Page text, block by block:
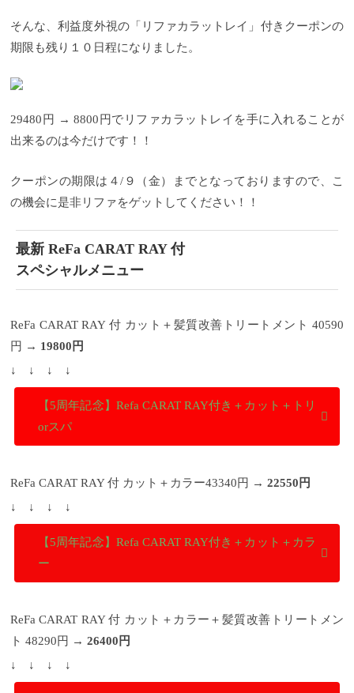
付き＋カット＋カラー＋髪質改善トリートメント
大
人気の最新美容ローラー、リファカラットレイ（定
価26800円)をメーカー協賛もあり、実質8000円で手に
相談頂ければご対応させていただきます。そして、
税抜き5000円以上ご利用の顧客様には【福引】と
【店内商品すべて10%OFF】でご購入いただけます。
で、是非この機会にご利用下さいませ。これからも
髪を通じてお客様の生活の一部となれるよう努めて
まいりますので、どうぞ宜しくお願い致します。
めてサロンをご利用になる方へ Treeでは、初めてサ
ロンをご利用になるお客様に、よりお試しいただき
ます。 LINEからのネット予約でご利用いただけま
す！！【初回限定】大人のTree似合わせカット 通常
＋カラー 通常 ￥14,850 → 初回クーポン ￥12,100 【初
回限定】 カット＋カラー＋髪質改善ヘアエステ 通常
￥22,660 → 初回クーポン￥17,600【初回限定】カッ
ト+髪質改善トリートメント+アロマヘッドスパ（30
などな
ださい。----------------------------------------------------- 学
容院 Tree Hair Salon 東京都目黒区鷹番2-20-19 W.学芸
大学3B TEL：03-6412-7881 月/水/金/土日祝10時～20
そんな、利益度外視の「リファカラットレイ」付きクーポンの
期限も残り１０日程になりました。
29480円 → 8800円でリファカラットレイを手に入れることが
出来るのは今だけです！！
クーポンの期限は４/９（金）までとなっておりますので、こ
の機会に是非リファをゲットしてください！！
最新 ReFa CARAT RAY 付
スペシャルメニュー
ReFa CARAT RAY 付 カット＋髪質改善トリートメント 40590
円 → 19800円
↓ ↓
↓ ↓
【5周年記念】Refa CARAT RAY付き＋カット＋トリ
orスパ
ReFa CARAT RAY 付 カット＋カラー43340円 → 22550円
↓ ↓ ↓ ↓
【5周年記念】Refa CARAT RAY付き＋カット＋カラ
ー
ReFa CARAT RAY 付 カット＋カラー＋髪質改善トリートメン
ト 48290円 → 26400円
↓ ↓ ↓ ↓